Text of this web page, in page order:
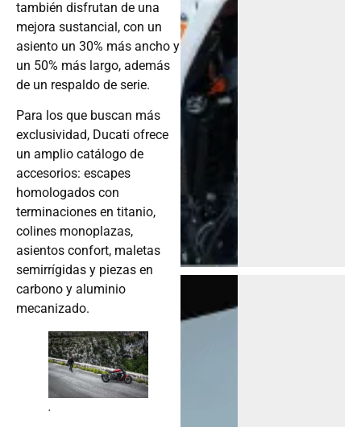
también disfrutan de una
mejora sustancial, con un
asiento un 30% más ancho y
un 50% más largo, además
de un respaldo de serie.
Para los que buscan más
exclusividad, Ducati ofrece
un amplio catálogo de
accesorios: escapes
homologados con
terminaciones en titanio,
colines monoplazas,
asientos confort, maletas
semirrígidas y piezas en
carbono y aluminio
mecanizado.
.